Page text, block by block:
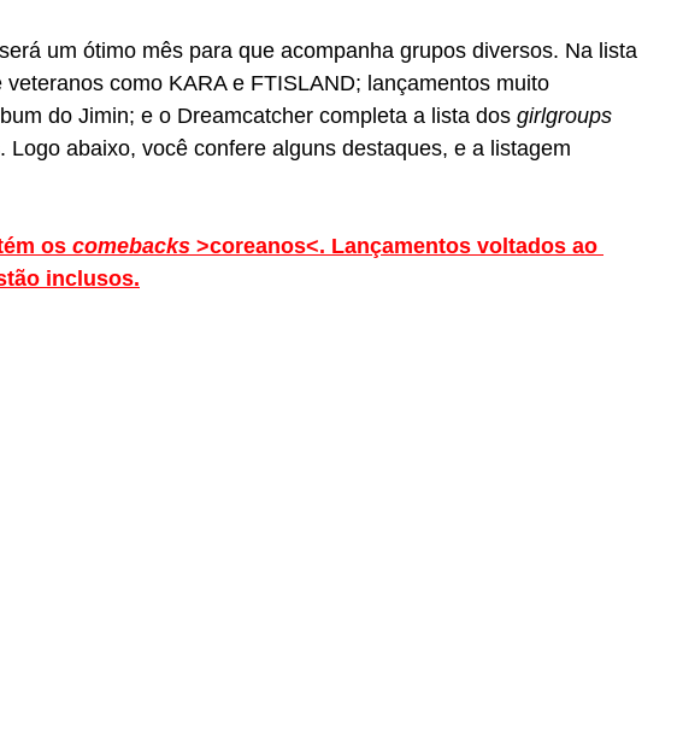
um ótimo mês para que acompanha grupos diversos. Na lista
como KARA e FTISLAND; lançamentos muito
do Jimin; e o Dreamcatcher completa a lista dos girlgroups
Logo abaixo, você confere alguns destaques, e a listagem
os comebacks >coreanos<. Lançamentos voltados ao
inclusos.